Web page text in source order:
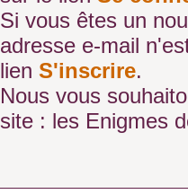
Si vous êtes un
adresse e-mail
lien S'inscrire.
Nous vous
site : les Enigmes